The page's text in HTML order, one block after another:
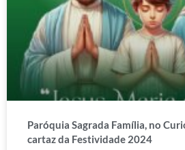
Paróquia Sagrada Família, no
cartaz da Festividade 2024